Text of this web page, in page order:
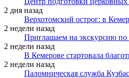
2 дня назад
Верхотомский острог: в
2 недели назад
Приглашаем на экскурсию по
2 недели назад
В Кемерове стартовала
2 недели назад
Паломническая служба